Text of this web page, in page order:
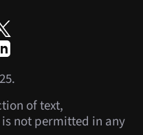
of text,
not permitted in any